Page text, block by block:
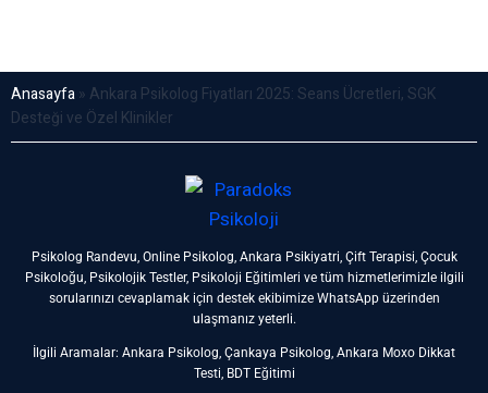
Anasayfa» Ankara Psikolog Fiyatları 2025: Seans Ücretleri, SGK
Desteği ve Özel Klinikler
Psikolog Randevu, Online Psikolog, Ankara Psikiyatri, Çift Terapisi, Çocuk
Psikoloğu, Psikolojik Testler, Psikoloji Eğitimleri ve tüm hizmetlerimizle ilgili
sorularınızı cevaplamak için destek ekibimize WhatsApp üzerinden
ulaşmanız yeterli.
İlgili Aramalar: Ankara Psikolog Çankaya Psikolog, Ankara Moxo Dikkat
Testi, BDT Eğitimi